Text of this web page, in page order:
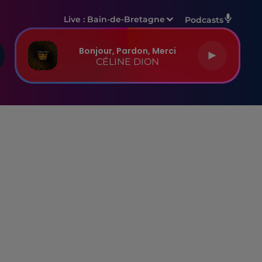
Live : Bain-de-Bretagne Podcasts
Bonjour, Pardon, Merci
CÉLINE DION